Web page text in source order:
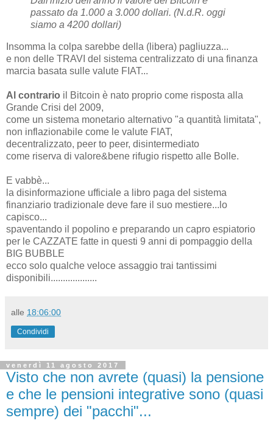
passato da 1.000 a 3.000 dollari. (N.d.R. oggi
siamo a 4200 dollari)
Insomma la colpa sarebbe della (libera) pagliuzza...
e non delle TRAVI del sistema centralizzato di una finanza
marcia basata sulle valute FIAT...
Al contrario il Bitcoin è nato proprio come risposta alla
Grande Crisi del 2009,
come un sistema monetario alternativo "a quantità limitata",
non inflazionabile come le valute FIAT,
decentralizzato, peer to peer, disintermediato
come riserva di valore&bene rifugio rispetto alle Bolle.
E vabbè...
la disinformazione ufficiale a libro paga del sistema
finanziario tradizionale deve fare il suo mestiere...lo
capisco...
spaventando il popolino e preparando un capro espiatorio
per le CAZZATE fatte in questi 9 anni di pompaggio della
BIG BUBBLE
ecco solo qualche veloce assaggio trai tantissimi
disponibili...................
alle 18:06:00
Condividi
venerdì 11 agosto 2017
Visto che non avrete (quasi) la pensione
e che le pensioni integrative sono (quasi
sempre) dei "pacchi"...